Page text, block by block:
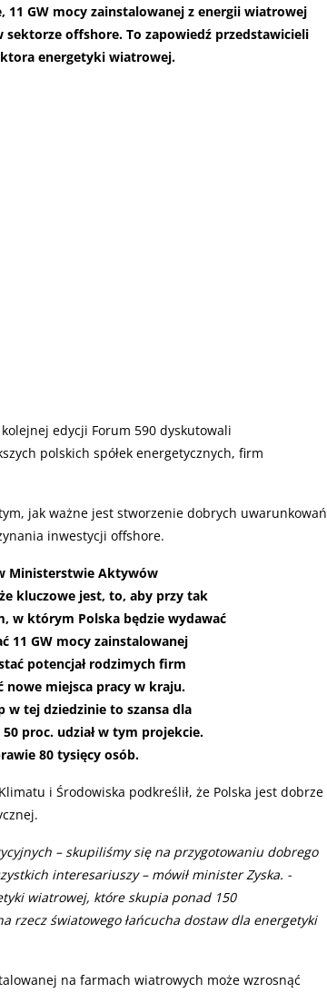
GW mocy zainstalowanej z energii wiatrowej
offshore. To zapowiedź przedstawicieli
energetyki wiatrowej.
edycji Forum 590 dyskutowali
polskich spółek energetycznych, firm
jak ważne jest stworzenie dobrych uwarunkowań
inwestycji offshore.
Ministerstwie Aktywów
kluczowe jest, to, aby przy tak
w którym Polska będzie wydawać
11 GW mocy zainstalowanej
potencjał rodzimych firm
nowe miejsca pracy w kraju.
w tej dziedzinie to szansa dla
proc. udział w tym projekcie.
80 tysięcy osób.
i Środowiska podkreślił, że Polska jest dobrze
– skupiliśmy się na przygotowaniu dobrego
interesariuszy – mówił minister Zyska. -
wiatrowej, które skupia ponad 150
rzecz światowego łańcucha dostaw dla energetyki
na farmach wiatrowych może wzrosnąć